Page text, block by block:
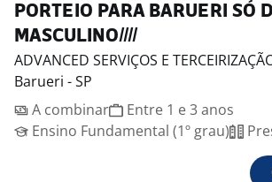
PORTEIO PARA BARUERI SÓ
MASCULINO////
ADVANCED SERVIÇOS E
Barueri - SP
A combinar
Entre 1 e 3 anos
Ensino Fundamental (1º grau)